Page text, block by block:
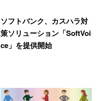
ソフトバンク、カスハラ対
策ソリューション「SoftVoi
ce」を提供開始